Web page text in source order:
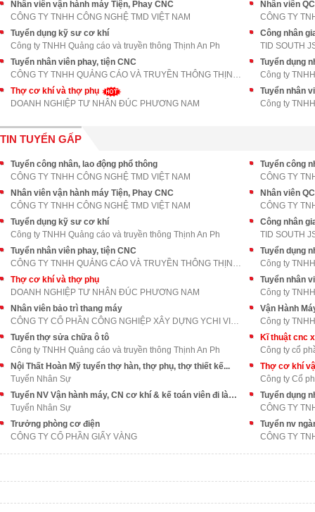
Nhân viên vận hành máy Tiện, Phay CNC
CÔNG TY TNHH CÔNG NGHỆ TMD VIỆT NAM
Nhân viên
CÔNG TY
Tuyển dụng kỹ sư cơ khí
Công ty TNHH Quảng cáo và truyền thông Thịnh An Ph
Công nhân
TID SOUTH
Tuyển nhân viên phay, tiện CNC
CÔNG TY TNHH QUẢNG CÁO VÀ TRUYỀN THÔNG THỊNH AN PH
Tuyển dụng
Công ty
Thợ cơ khí và thợ phụ
DOANH NGHIỆP TƯ NHÂN ĐÚC PHƯƠNG NAM
Tuyển nhân
Công ty
TIN TUYỂN GẤP
Tuyển công nhân, lao động phổ thông
CÔNG TY TNHH CÔNG NGHỆ TMD VIỆT NAM
Tuyển công
CÔNG TY
Nhân viên vận hành máy Tiện, Phay CNC
CÔNG TY TNHH CÔNG NGHỆ TMD VIỆT NAM
Nhân viên
CÔNG TY
Tuyển dụng kỹ sư cơ khí
Công ty TNHH Quảng cáo và truyền thông Thịnh An Ph
Công nhân
TID SOUTH
Tuyển nhân viên phay, tiện CNC
CÔNG TY TNHH QUẢNG CÁO VÀ TRUYỀN THÔNG THỊNH AN PH
Tuyển dụng
Công ty
Thợ cơ khí và thợ phụ
DOANH NGHIỆP TƯ NHÂN ĐÚC PHƯƠNG NAM
Tuyển nhân
Công ty
Nhân viên bảo trì thang máy
CÔNG TY CỔ PHẦN CÔNG NGHIỆP XÂY DỰNG YCHI VIỆT NAM
Vận Hành
Tuyển thợ sửa chữa ô tô
Công ty TNHH Quảng cáo và truyền thông Thịnh An Ph
Kĩ thuật cnc
Công ty cổ
Nội Thất Hoàn Mỹ tuyển thợ hàn, thợ phụ, thợ thiết kế...
Tuyển Nhân Sự
Thợ cơ khí
Công ty Cổ
Tuyển NV Vận hành máy, CN cơ khí & kế toán viên đi làm ngay
Tuyển Nhân Sự
Tuyển dụng
Trưởng phòng cơ điện
CÔNG TY CỔ PHẦN GIẤY VÀNG
Tuyển nv